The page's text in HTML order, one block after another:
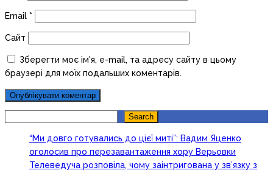
Email *
Сайт
Зберегти моє ім'я, e-mail, та адресу сайту в цьому
браузері для моїх подальших коментарів.
Search
“Ми довго готувались до цієї миті”: Вадим Яценко
оголосив про перезавантаження хору Верьовки
Телеведуча розповіла, чому заінтригована у зв’язку з